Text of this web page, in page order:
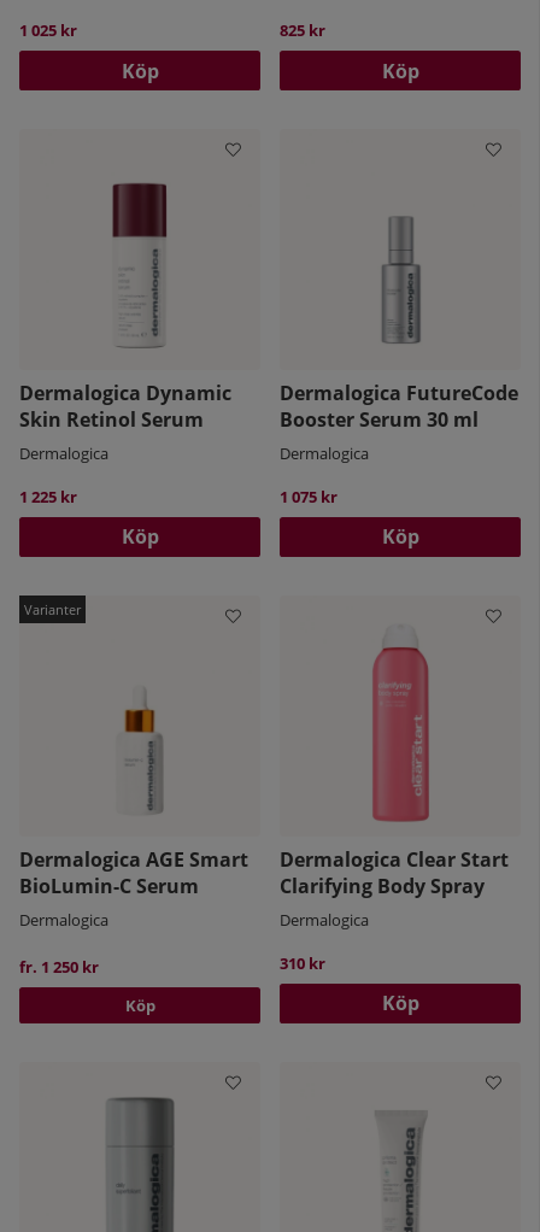
1 025 kr
Köp
825 kr
Köp
Dermalogica Dynamic
Skin Retinol Serum
Dermalogica
1 225 kr
Köp
Dermalogica FutureCode
Booster Serum 30 ml
Dermalogica
1 075 kr
Köp
Dermalogica AGE Smart
BioLumin-C Serum
Dermalogica
fr. 1 250 kr
Köp
Dermalogica Clear Start
Clarifying Body Spray
Dermalogica
310 kr
Köp